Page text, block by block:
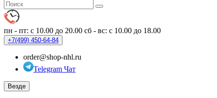
пн - пт: с 10.00 до 20.00 сб - вс: с 10.00 до 18.00
+7(499) 450-64-84
order@shop-nhl.ru
Telegram Чат
Везде